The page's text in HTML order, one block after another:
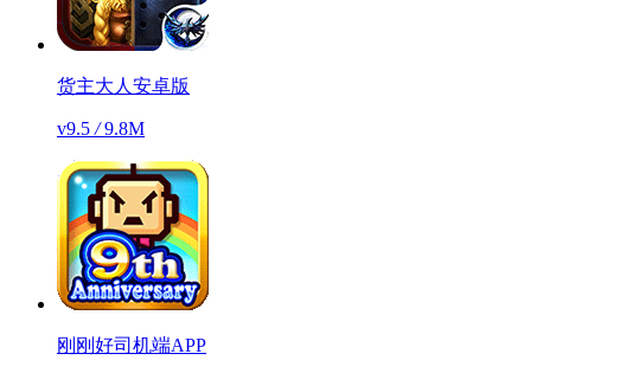
货主大人安卓版
v9.5 /9.8M
刚刚好司机端APP